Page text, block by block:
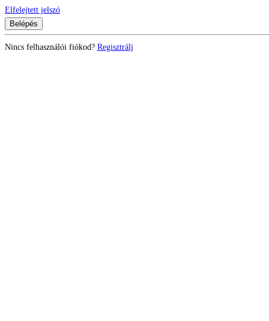
Elfelejtett jelszó
Belépés
Nincs felhasználói fiókod? Regisztrálj